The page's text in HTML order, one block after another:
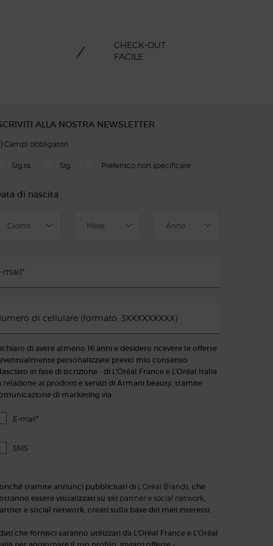
CHECK-OUT
FACILE
ALLA NOSTRA NEWSLETTER
Campi obbligatori
Sig.ra Sig. Preferisco non specificare
di nascita
mail*
di cellulare (formato: 3XXXXXXXXX)
di avere almeno 16 anni e desidero ricevere le offerte
personalizzate previo mio consenso
in fase di iscrizione - di L'Oréal France e L'Oréal Italia
relazione ai prodotti e servizi di Armani beauty, tramite
di marketing via :
E-mail*
SMS
tramite annunci pubblicitari di L'Oréal Brands , che
essere visualizzati su siti partner e social network
e social network, creati sulla base dei miei interessi.
che fornisci saranno utilizzati da L'Oréal France e L'Oréal